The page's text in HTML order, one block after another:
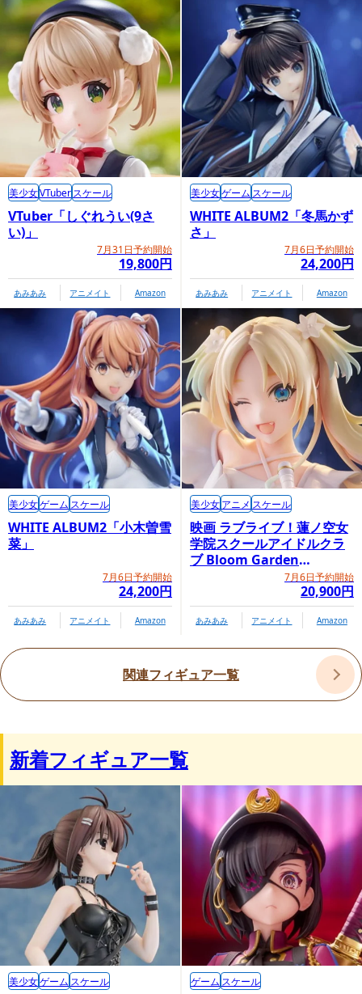
VTuber「しぐれうい(9さ
い)」
7月31日予約開始
19,800円
美少女VTuberスケール
あみあみ アニメイト Amazon
WHITE ALBUM2「冬馬かず
さ」
7月6日予約開始
24,200円
美少女ゲーム スケール
あみあみ アニメイト Amazon
WHITE ALBUM2「小木曽雪
菜」
7月6日予約開始
24,200円
美少女ゲーム スケール
あみあみ アニメイト Amazon
映画 ラブライブ！蓮ノ空女
学院スクールアイドルクラ
ブ Bloom Garden
Party「大沢瑠璃乃」7月6日予約開始
20,900円
美少女アニメ スケール
あみあみ アニメイト Amazon
関連フィギュア一覧
新着フィギュア一覧
美少女ゲーム スケール ゲーム スケール